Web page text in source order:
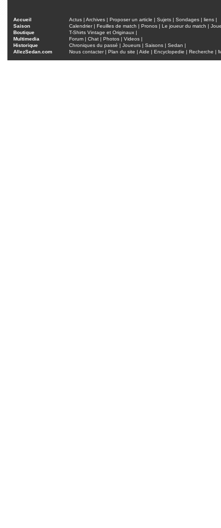
Accueil Actus | Archives | Proposer un article | Sujets | Sondages | liens |
Saison
Calendrier| Feuilles de match | Pronos | Le joueur du match |
Boutique
T-Shirts Vintage et Originaux |
Multimedia
Forum | Chat | Photos | Videos |
Historique
Chroniques du passé | Joueurs | Saisons | Sedan |
AllezSedan.com
Nous contacter| Plan du site | Aide | Encyclopedie | Recherche |